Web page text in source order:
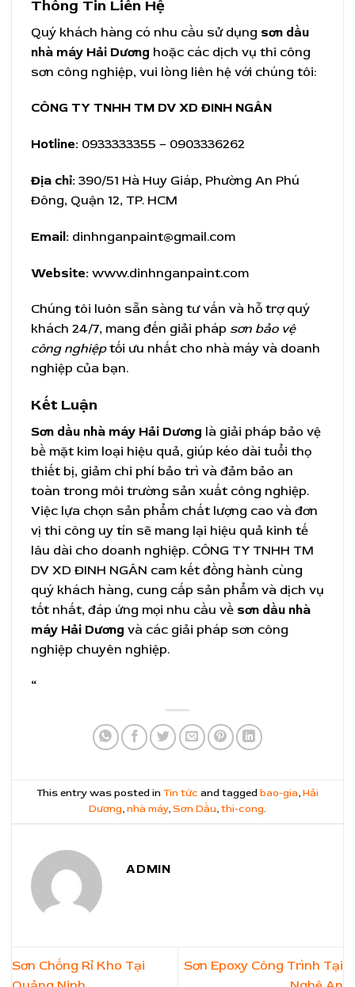
Thông Tin Liên Hệ
Quý khách hàng có nhu cầu sử dụng sơn dầu
nhà máy Hải Dương hoặc các dịch vụ thi công
sơn công nghiệp, vui lòng liên hệ với chúng tôi:
CÔNG TY TNHH TM DV XD ĐINH NGÂN
Hotline: 0933333355 – 0903336262
Địa chỉ: 390/51 Hà Huy Giáp, Phường An Phú
Đông, Quận 12, TP. HCM
Email: dinhnganpaint@gmail.com
Website: www.dinhnganpaint.com
Chúng tôi luôn sẵn sàng tư vấn và hỗ trợ quý
khách 24/7, mang đến giải pháp sơn bảo vệ
công nghiệptối ưu nhất cho nhà máy và doanh
nghiệp của bạn.
Kết Luận
Sơn dầu nhà máy Hải Dương là giải pháp bảo vệ
bề mặt kim loại hiệu quả, giúp kéo dài tuổi thọ
thiết bị, giảm chi phí bảo trì và đảm bảo an
toàn trong môi trường sản xuất công nghiệp.
Việc lựa chọn sản phẩm chất lượng cao và đơn
vị thi công uy tín sẽ mang lại hiệu quả kinh tế
lâu dài cho doanh nghiệp. CÔNG TY TNHH TM
DV XD ĐINH NGÂN cam kết đồng hành cùng
quý khách hàng, cung cấp sản phẩm và dịch vụ
tốt nhất, đáp ứng mọi nhu cầu về sơn dầu nhà
máy Hải Dương và các giải pháp sơn công
nghiệp chuyên nghiệp.
“
This entry was posted inTin tức and taggedbao-gia,Hải
Dương,nhà máy,Sơn Dầu,thi-cong.
ADMIN
Sơn Chống Rỉ Kho Tại
Sơn Epoxy Công Trình Tại